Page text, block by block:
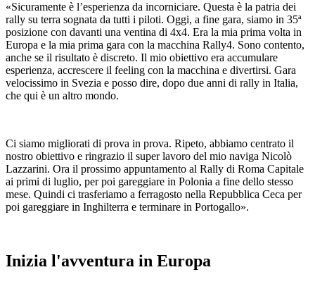
«Sicuramente è l’esperienza da incorniciare. Questa è la patria dei
rally su terra sognata da tutti i piloti. Oggi, a fine gara, siamo in 35ª
posizione con davanti una ventina di 4x4. Era la mia prima volta in
Europa e la mia prima gara con la macchina Rally4. Sono contento,
anche se il risultato è discreto. Il mio obiettivo era accumulare
esperienza, accrescere il feeling con la macchina e divertirsi. Gara
velocissimo in Svezia e posso dire, dopo due anni di rally in Italia,
che qui è un altro mondo.
Ci siamo migliorati di prova in prova. Ripeto, abbiamo centrato il
nostro obiettivo e ringrazio il super lavoro del mio naviga Nicolò
Lazzarini. Ora il prossimo appuntamento al Rally di Roma Capitale
ai primi di luglio, per poi gareggiare in Polonia a fine dello stesso
mese. Quindi ci trasferiamo a ferragosto nella Repubblica Ceca per
poi gareggiare in Inghilterra e terminare in Portogallo».
Inizia l'avventura in Europa